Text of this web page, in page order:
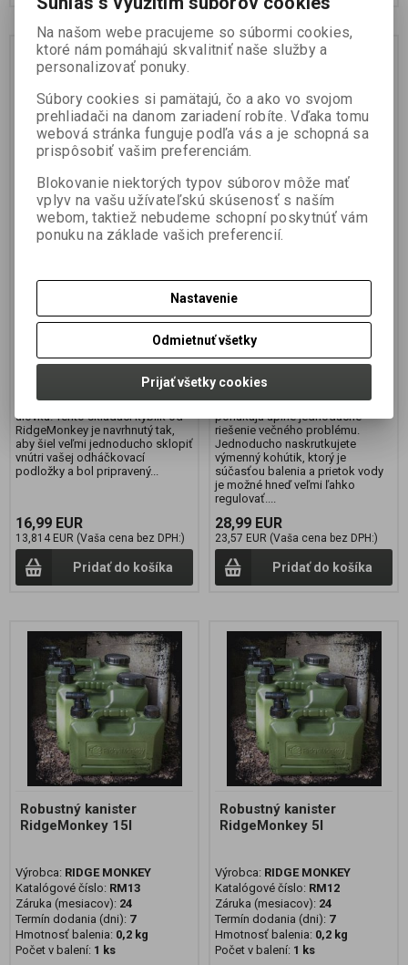
RidgeMonkey Skladacie
vedro (Collapsible
Výrobca:
Záruka (mesiacov):24
Počet v balení:1 ks
Nikdy nevyrážajte na ryby bez
vedierku na polievanie vášho
úlovku! Tento skladací kýblik od
RidgeMonkey je navrhnutý tak,
aby šiel veľmi jednoducho sklopiť
vnútri vašej odháčkovací
podložky a bol pripravený...
16,99 EUR
13,814 EUR (Vaša cena bez DPH:)
Pridať do košíka
Robustný kanister
RidgeMonkey 10l
Katalógové číslo:
Záruka (mesiacov):24
Termín dodania (dni):
Hmotnosť balenia:
Počet v balení:1 ks
Robustné kanistre RidgeMonkey
vyrobené z HDPE materiálu
ponúkajú úplne jednoduché
riešenie večného problému.
Jednoducho naskrutkujete
výmenný kohútik, ktorý je
súčasťou balenia a prietok vody
je možné hneď veľmi ľahko
regulovať....
28,99 EUR
23,57 EUR (Vaša cena bez DPH:)
Pridať do košíka
Robustný kanister
RidgeMonkey 15l
Výrobca: RIDGE MONKEY
Katalógové číslo: RM13
Záruka (mesiacov): 24
Termín dodania (dni): 7
Hmotnosť balenia: 0,2 kg
Počet v balení: 1 ks
Robustný kanister
RidgeMonkey 5l
Výrobca: RIDGE MONKEY
Katalógové číslo: RM12
Záruka (mesiacov): 24
Termín dodania (dni): 7
Hmotnosť balenia: 0,2 kg
Počet v balení: 1 ks
Na našom webe pracujeme so súbormi cookies,
ktoré nám pomáhajú skvalitniť naše služby a
personalizovať ponuky.
Súbory cookies si pamätajú, čo a ako vo svojom
prehliadači na danom zariadení robíte. Vďaka tomu
webová stránka funguje podľa vás a je schopná sa
prispôsobiť vašim preferenciám.
Blokovanie niektorých typov súborov môže mať
vplyv na vašu užívateľskú skúsenosť s naším
webom, taktiež nebudeme schopní poskytnúť vám
ponuku na základe vašich preferencií.
Nastavenie
Odmietnuť všetky
Prijať všetky cookies